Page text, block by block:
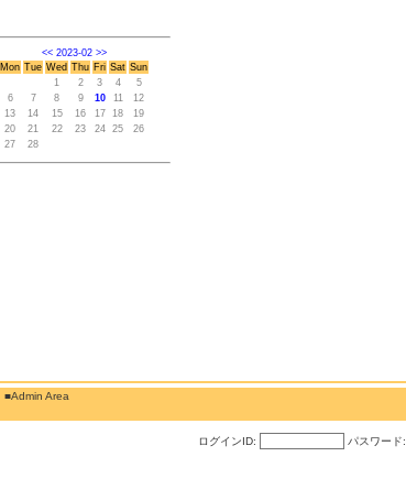
<< 2023-02 >>
Mon Tue Wed Thu Fri Sat Sun
1
2 3 4
5
6
7 8 9 10 11
12
13
14 15 16 17 18
19
20
21 22 23 24 25
26
27
28
■Admin Area
ログインID: パスワード: